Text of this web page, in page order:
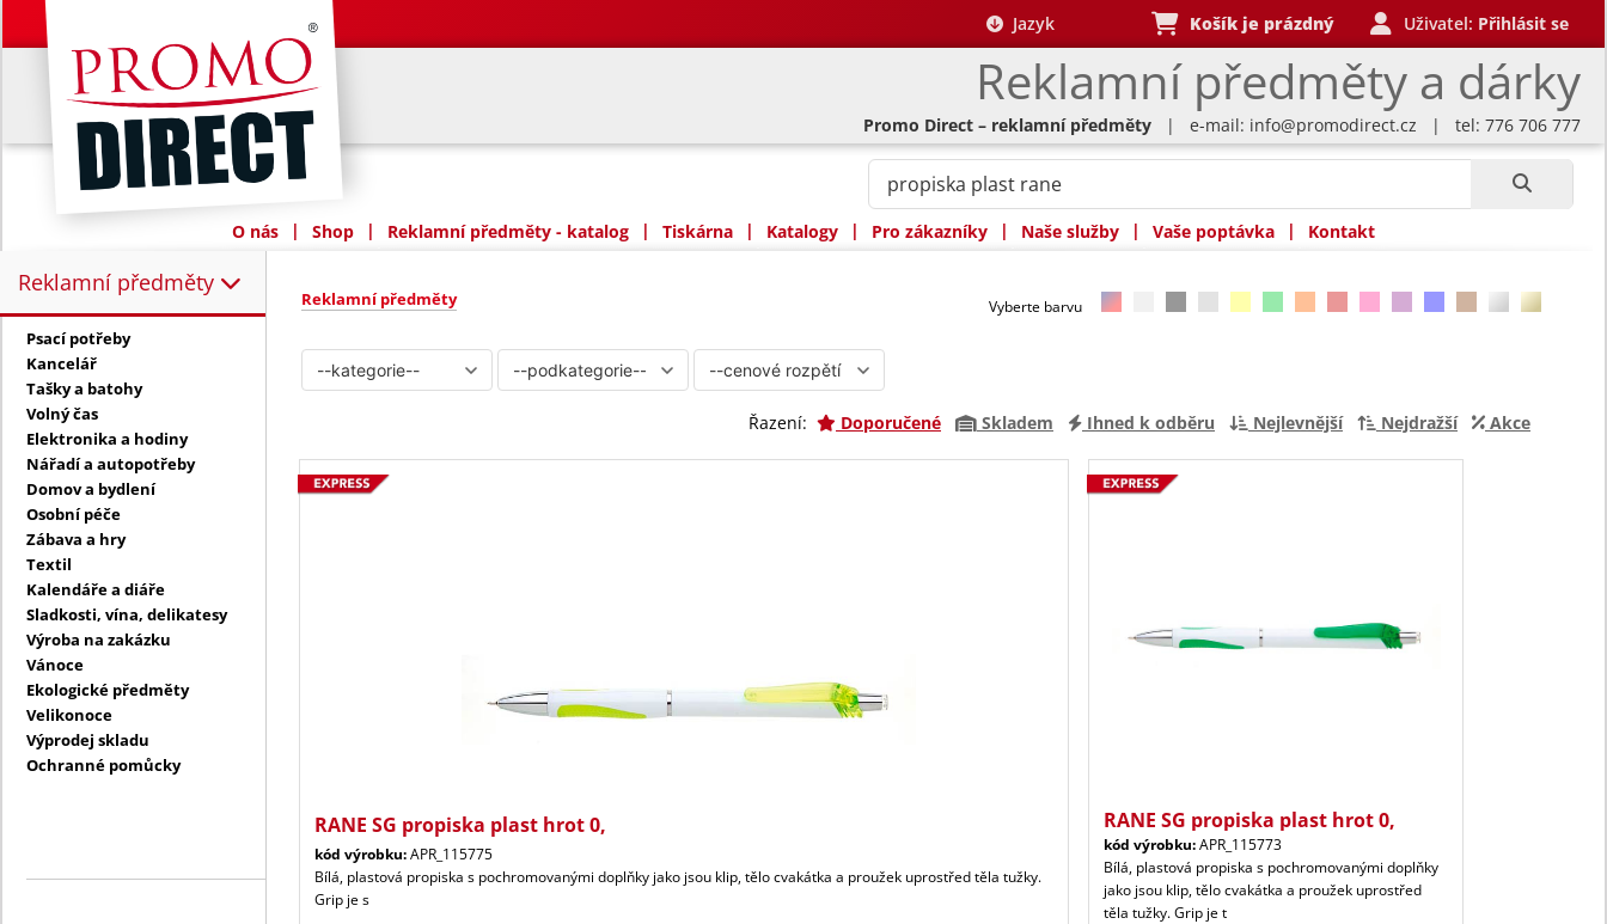
Reklamní předměty a dárky
Jazyk Košík je prázdný Uživatel: Přihlásit se
Promo Direct – reklamní předměty | e-mail: info@promodirect.cz | tel: 776 706 777
O nás | Shop | Reklamní předměty - katalog | Tiskárna | Katalogy | Pro zákazníky | Naše služby | Vaše poptávka | Kontakt
Reklamní předměty
Reklamní předměty:
Psací potřeby
Kancelář
Tašky a batohy
Volný čas
Elektronika a hodiny
Nářadí a autopotřeby
Domov a bydlení
Osobní péče
Zábava a hry
Textil
Kalendáře a diáře
Sladkosti, vína, delikatesy
Výroba na zakázku
Vánoce
Ekologické předměty
Velikonoce
Výprodej skladu
Ochranné pomůcky
Reklamní předměty Vyberte barvu
Řazení: Doporučené Skladem Ihned k odběru Nejlevnější Nejdražší Akce
RANE SG propiska plast hrot 0,
kód výrobku:APR_115775
Bílá, plastová propiska s pochromovanými doplňky jako jsou klip, tělo cvakátka a proužek uprostřed těla tužky.
Grip je s
RANE SG propiska plast hrot 0,
kód výrobku:APR_115773
Bílá, plastová propiska s pochromovanými doplňky
jako jsou klip, tělo cvakátka a proužek uprostřed
těla tužky. Grip je t